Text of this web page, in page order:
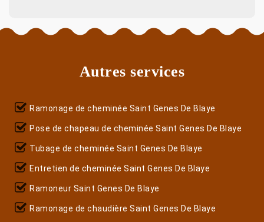
Autres services
Ramonage de cheminée Saint Genes De Blaye
Pose de chapeau de cheminée Saint Genes De Blaye
Tubage de cheminée Saint Genes De Blaye
Entretien de cheminée Saint Genes De Blaye
Ramoneur Saint Genes De Blaye
Ramonage de chaudière Saint Genes De Blaye